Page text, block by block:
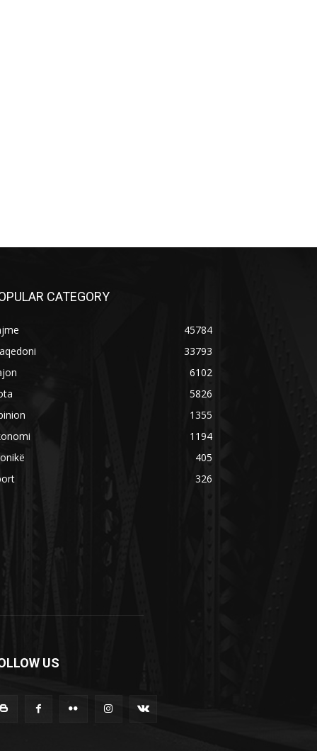
CATEGORY
45784
33793
6102
5826
1355
1194
405
326
US